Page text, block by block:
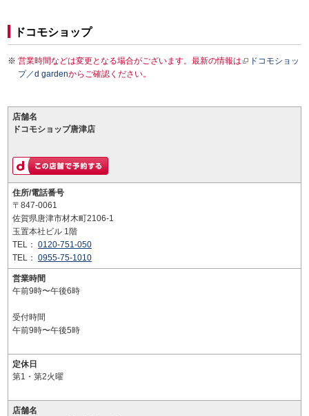
ドコモショップ
営業時間などは変更となる場合がございます。最新の情報は
ドコモショッ
プ／d gardenからご確認ください。
店舗名
ドコモショップ唐津店
住所/電話番号
〒847-0061
佐賀県唐津市材木町2106-1
玉置本社ビル 1階
TEL： 0120-751-050
TEL： 0955-75-1010
営業時間
午前9時〜午後6時
受付時間
午前9時〜午後5時
定休日
第1・第2火曜
店舗名